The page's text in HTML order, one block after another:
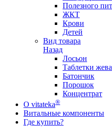
Полезного
ЖКТ
Крови
Детей
Вид товара
Назад
Лосьон
Таблетки
Батончик
Порошок
Концентрат
О vitateka®
Витальные компоненты
Где купить?